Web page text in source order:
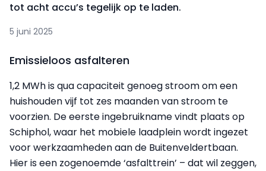
tot acht accu’s tegelijk op te laden.
5 juni 2025
Emissieloos asfalteren
1,2 MWh is qua capaciteit genoeg stroom om een
huishouden vijf tot zes maanden van stroom te
voorzien. De eerste ingebruikname vindt plaats op
Schiphol, waar het mobiele laadplein wordt ingezet
voor werkzaamheden aan de Buitenveldertbaan.
Hier is een zogenoemde ‘asfalttrein’ – dat wil zeggen,